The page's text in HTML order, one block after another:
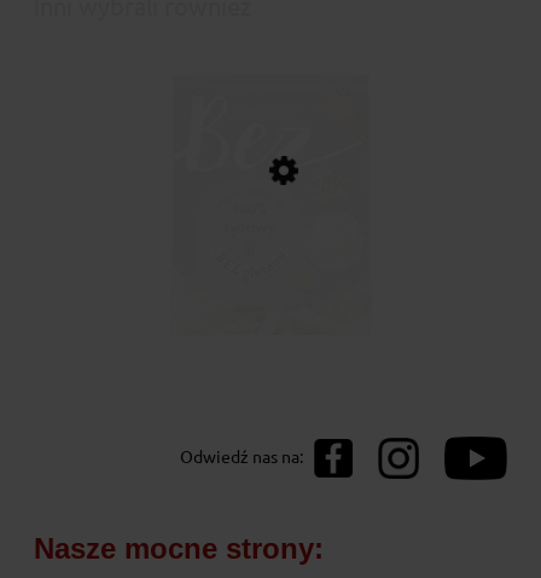
BIO Makaron ryżowy penne
bezglutenowy 250g
Odwiedź nas na:
Nasze mocne strony: